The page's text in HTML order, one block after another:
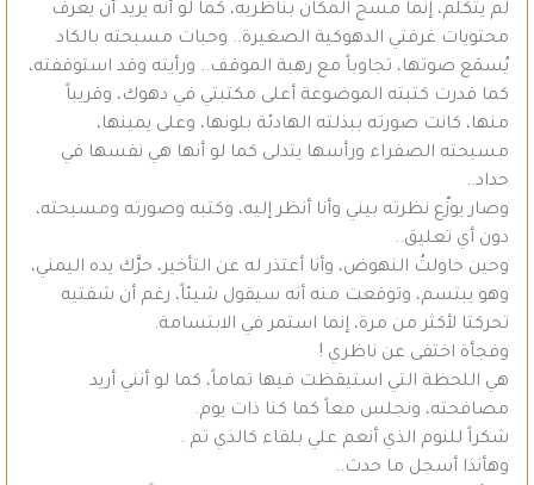
لم يتكلم، إنما مسح المكان بناظريه، كما لو أنه يريد أن يعرف
محتويات غرفتي الدهوكية الصغيرة.. وحبات مسبحته بالكاد
يُسمَع صوتها، تجاوباً مع رهبة الموقف.. ورأيته وقد استوقفته،
كما قدرت كتبته الموضوعة أعلى مكتبتي في دهوك، وقريباً
منها، كانت صورته ببذلته الهادئة بلونها، وعلى يمينها،
مسبحته الصفراء ورأسها يتدلى كما لو أنها هي نفسها في
حداد..
وصار يوزّع نظرته بيني وأنا أنظر إليه، وكتبه وصورته ومسبحته،
دون أي تعليق..
وحين حاولتُ النهوض، وأنا أعتذر له عن التأخير، حرَّك يده اليمني،
وهو يبتسم، وتوقعت منه أنه سيقول شيئاً، رغم أن شفتيه
تحركتا لأكثر من مرة، إنما استمر في الابتسامة.
وفجأة اختفى عن ناظري !
هي اللحظة التي استيقظت فيها تماماً، كما لو أنني أريد
مصافحته، ونجلس معاً كما كنا ذات يوم.
شكراً للنوم الذي أنعم علي بلقاء كالذي تم .
وهأنذا أسجل ما حدث..